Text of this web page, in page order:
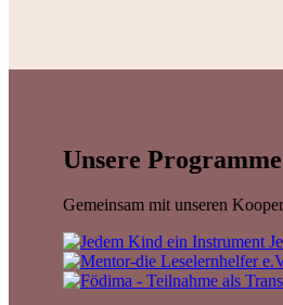
Unsere
Gemeinsam mit unseren